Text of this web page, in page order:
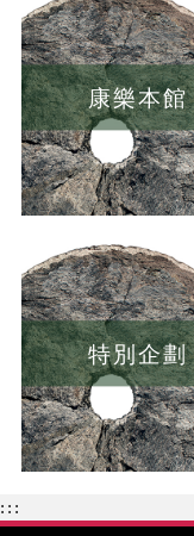
康樂本館
特別企劃
:::